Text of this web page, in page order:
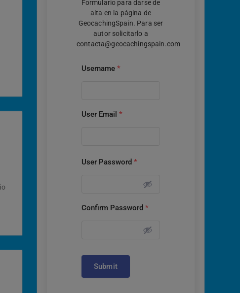
Formulario para darse de
alta en la página de
GeocachingSpain. Para ser
autor solicitarlo a
contacta@geocachingspain.com
Username *
User Email *
User Password *
Confirm Password *
Submit